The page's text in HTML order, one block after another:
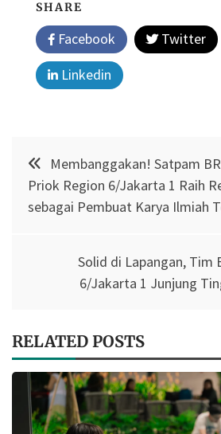
SHARE
Facebook Twitter
Linkedin
Post
navigation
Membanggakan! Satpam
Priok Region 6/Jakarta 1 Raih
sebagai Pembuat Karya Ilmiah
Solid di Lapangan, Tim
6/Jakarta 1 Junjung
RELATED POSTS